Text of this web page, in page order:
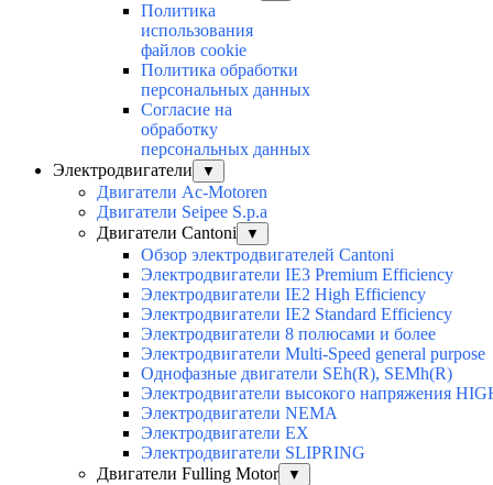
Политика
использования
файлов cookie
Политика обработки
персональных данных
Согласие на
обработку
персональных данных
Электродвигатели
▼
Двигатели Ac-Motoren
Двигатели Seipee S.p.a
Двигатели Cantoni
▼
Обзор электродвигателей Cantoni
Электродвигатели IE3 Premium Efficiency
Электродвигатели IE2 High Efficiency
Электродвигатели IE2 Standard Efficiency
Электродвигатели 8 полюсами и более
Электродвигатели Multi-Speed general purpose
Однофазные двигатели SEh(R), SEMh(R)
Электродвигатели высокого напряжения
Электродвигатели NEMA
Электродвигатели EX
Электродвигатели SLIPRING
Двигатели Fulling Motor
▼